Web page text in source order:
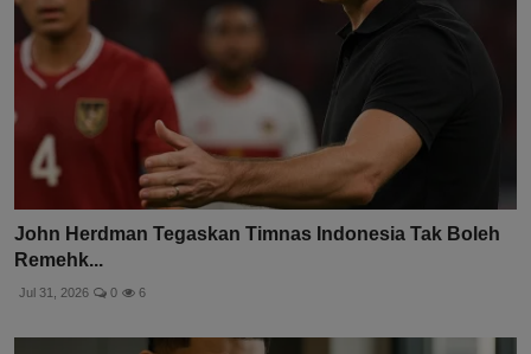
John Herdman Tegaskan Timnas Indonesia Tak Boleh
Remehk...
Jul 31, 2026 0 6